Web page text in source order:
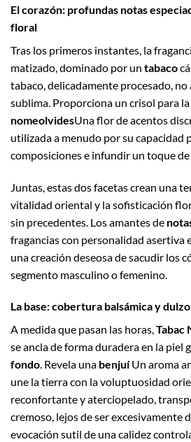
El corazón: profundas notas
floral
Tras los primeros instantes, la
matizado, dominado por un tabaco
tabaco, delicadamente procesado,
sublima. Proporciona un crisol para
nomeolvidesUna flor de acentos
utilizada a menudo por su capacidad
composiciones e infundir un toque
Juntas, estas dos facetas crean una
vitalidad oriental y la sofisticación
sin precedentes. Los amantes de
fragancias con personalidad asertiva
una creación deseosa de sacudir los
segmento masculino o femenino.
La base: cobertura balsámica y
A medida que pasan las horas,Tabac
se ancla de forma duradera en la piel
fondo. Revela una benjuíUn aroma
une la tierra con la voluptuosidad
reconfortante y aterciopelado,
cremoso, lejos de ser excesivamente
evocación sutil de una calidez